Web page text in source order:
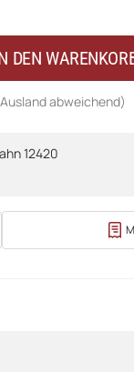
DEN
abweichend)
12420